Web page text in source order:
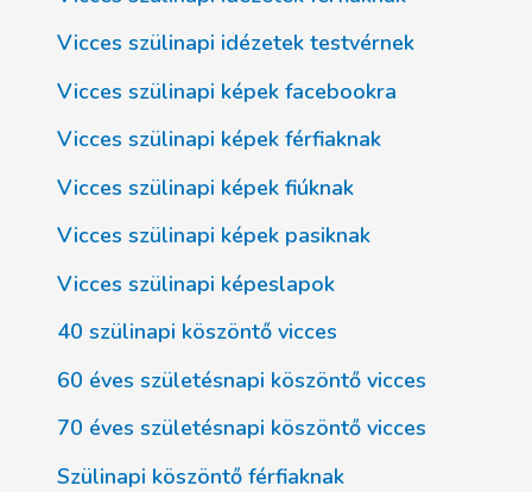
Vicces szülinapi idézetek testvérnek
Vicces szülinapi képek facebookra
Vicces szülinapi képek férfiaknak
Vicces szülinapi képek fiúknak
Vicces szülinapi képek pasiknak
Vicces szülinapi képeslapok
40 szülinapi köszöntő vicces
60 éves születésnapi köszöntő vicces
70 éves születésnapi köszöntő vicces
Szülinapi köszöntő férfiaknak